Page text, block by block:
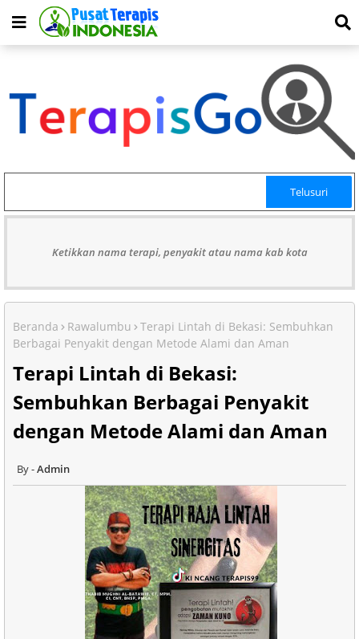
Ketikkan nama terapi, penyakit atau nama kab kota
Beranda Rawalumbu
Terapi Lintah di Bekasi: Sembuhkan
Berbagai Penyakit dengan Metode Alami dan Aman
Terapi Lintah di Bekasi:
Sembuhkan Berbagai Penyakit
dengan Metode Alami dan Aman
Admin